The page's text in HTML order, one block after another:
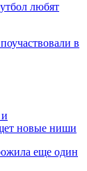
любят
в
новые ниши
еще один